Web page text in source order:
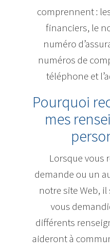
comprennent :
financiers, le
numéro
numéros de
téléphone et
Pourquoi
mes
Lorsque vous
demande ou un
notre site Web,
vous
différents
aideront à